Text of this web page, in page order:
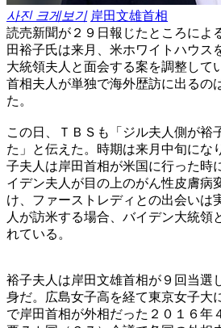
사진 크게보기 岸田文雄首相
読売新聞が２９日報じたところによ
田裕子氏は来月、米ホワイトハウス
大統領夫人と面会する案を調整して
首相夫人が単独で海外歴訪に出るの
た。
この日、ＴＢＳも「ジル夫人側が裕
た」と伝えた。時期は来月中旬にな
子夫人は岸田首相が米国に行った時
イデン夫人が目の上のがん性皮膚病
け、ファーストレディとの出会いは
人が訪米する場合、バイデン大統領
れている。
裕子夫人は岸田文雄首相が９回当選
身だ。広島女子高を経て東京女子大
で岸田首相が外相だった２０１６年